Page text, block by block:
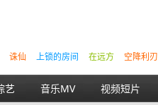
空降利刃
在远方
上锁的房间
诛仙
艺 音乐MV 视频短片